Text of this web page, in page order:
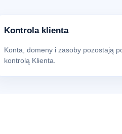
Kontrola klienta
Konta, domeny i zasoby pozostają
kontrolą Klienta.